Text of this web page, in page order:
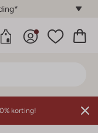
korting!